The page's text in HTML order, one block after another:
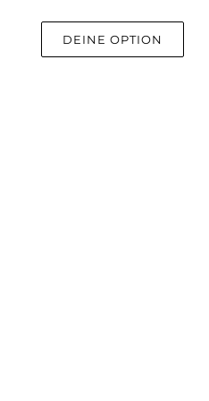
DEINE OPTION